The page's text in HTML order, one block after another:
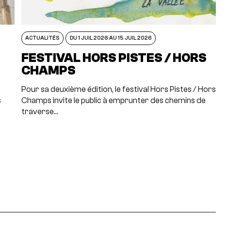
ACTUALITÉS DU 1 JUIL 2026 AU 15 JUIL 2026
FESTIVAL HORS PISTES / HORS
CHAMPS
Pour sa deuxième édition, le festival Hors Pistes / Hors
Champs invite le public à emprunter des chemins de
traverse…